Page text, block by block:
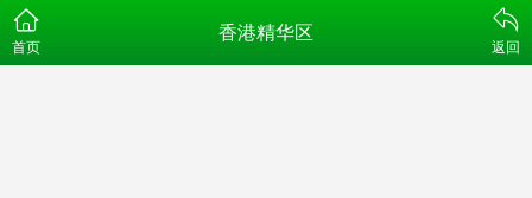
首页
香港精华区
返回